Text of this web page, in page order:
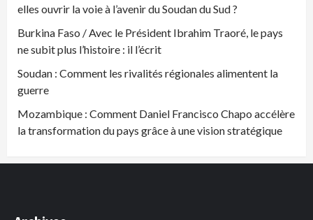
elles ouvrir la voie à l’avenir du Soudan du Sud ?
Burkina Faso / Avec le Président Ibrahim Traoré, le pays
ne subit plus l’histoire : il l’écrit
Soudan : Comment les rivalités régionales alimentent la
guerre
Mozambique : Comment Daniel Francisco Chapo accélère
la transformation du pays grâce à une vision stratégique